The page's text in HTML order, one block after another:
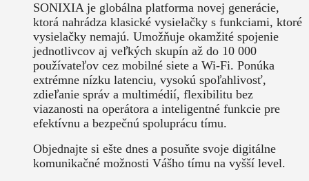
SONIXIA je globálna platforma novej generácie,
ktorá nahrádza klasické vysielačky s funkciami, ktoré
vysielačky nemajú. Umožňuje okamžité spojenie
jednotlivcov aj veľkých skupín až do 10 000
používateľov cez mobilné siete a Wi-Fi. Ponúka
extrémne nízku latenciu, vysokú spoľahlivosť,
zdieľanie správ a multimédií, flexibilitu bez
viazanosti na operátora a inteligentné funkcie pre
efektívnu a bezpečnú spoluprácu tímu.
Objednajte si ešte dnes a posuňte svoje digitálne
komunikačné možnosti Vášho tímu na vyšší level.